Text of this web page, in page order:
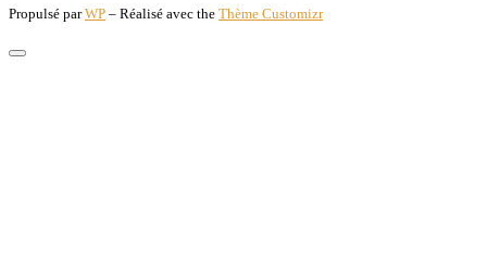
Propulsé parWP – Réalisé avec the Thème Customizr